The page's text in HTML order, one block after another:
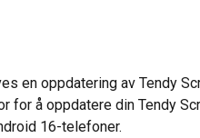
en oppdatering av Tendy
for å oppdatere din Tendy
16-telefoner.